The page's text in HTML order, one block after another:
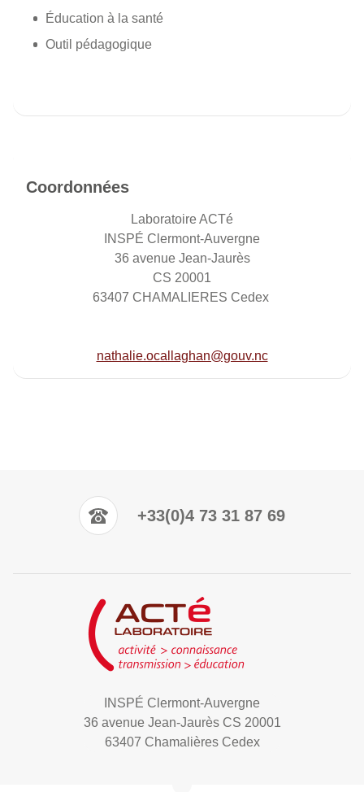
Éducation à la santé
Outil pédagogique
Coordonnées
Laboratoire ACTé
INSPÉ Clermont-Auvergne
36 avenue Jean-Jaurès
CS 20001
63407 CHAMALIERES Cedex
nathalie.ocallaghan@gouv.nc
+33(0)4 73 31 87 69
INSPÉ Clermont-Auvergne
36 avenue Jean-Jaurès CS 20001
63407 Chamalières Cedex